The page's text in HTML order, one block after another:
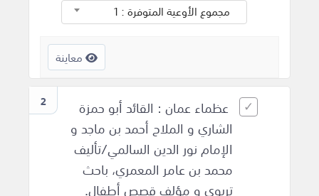
مجموع الأوعية المتوفرة : 1
معاينة
2
عظماء عمان : القائد أبو حمزة
الشاري و الملاح أحمد بن ماجد و
الإمام نور الدين السالمي/تأليف
محمد بن عامر المعمري، باحث
تربوي و مؤلف قصص أطفال.